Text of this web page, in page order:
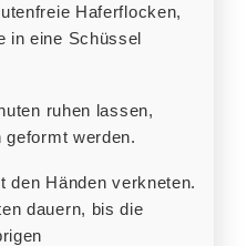
Haferflocken,
in eine Schüssel
geformt werden.
dauern, bis die